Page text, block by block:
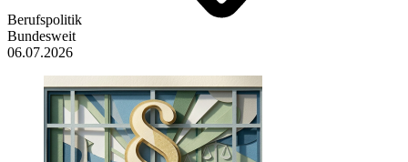
Berufspolitik
Bundesweit
06.07.2026